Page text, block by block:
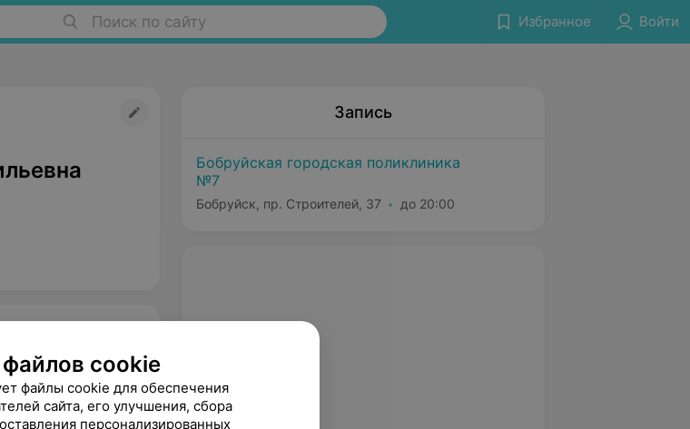
Поиск по сайту Избранное Войти
Запись
Бобруйская городская поликлиника
№7
Бобруйск, пр. Строителей, 37 до 20:00
cookie
файлы cookie для обеспечения
сайта, его улучшения, сбора
персонализированных